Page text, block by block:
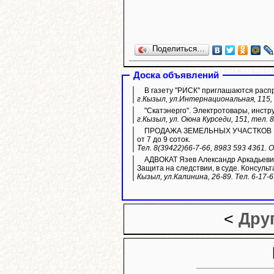
Поделиться…
Доска объявлений
В газету "РИСК" приглашаются
г.Кызыл, ул.Интернациональная,
"Скатэнерго". Электротовары,
г.Кызыл, ул. Оюна Курседи, 151, тел.
ПРОДАЖА ЗЕМЕЛЬНЫХ УЧАСТКОВ
от 7 до 9 соток.
Тел. 8(39422)66-7-66, 8983 593 4361.
АДВОКАТ Язев Александр
Защита на следствии, в суде.
Кызыл, ул.Калинина, 26-89. Тел. 6-17-
<